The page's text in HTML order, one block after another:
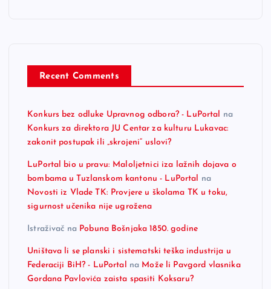
Recent Comments
Konkurs bez odluke Upravnog odbora? - LuPortal
na
Konkurs za direktora JU Centar za kulturu Lukavac:
zakonit postupak ili „skrojeni“ uslovi?
LuPortal bio u pravu: Maloljetnici iza lažnih dojava o
bombama u Tuzlanskom kantonu - LuPortal
na
Novosti iz Vlade TK: Provjere u školama TK u toku,
sigurnost učenika nije ugrožena
Istraživač na Pobuna Bošnjaka 1850. godine
Uništava li se planski i sistematski teška industrija u
Federaciji BiH? - LuPortal
na Može li Pavgord vlasnika
Gordana Pavlovića zaista spasiti Koksaru?